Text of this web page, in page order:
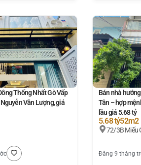
Thống Nhất Gò Vấp
Văn Lượng, giá
Bán nhà
Tân – hợp
lầu giá 5.68 tỷ
5.68 tỷ52m2
72/3B Miếu
Đăng 9 tháng